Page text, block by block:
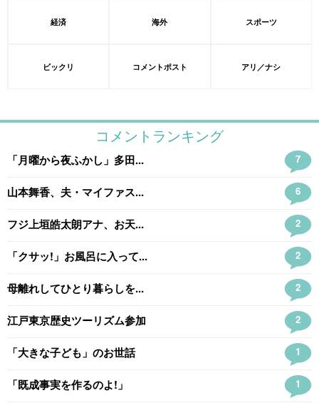
経済 海外 スポーツ
ビックリ コメントポスト アリ／ナシ